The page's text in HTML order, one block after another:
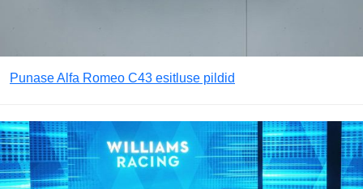
Punase Alfa Romeo C43 esitluse pildid